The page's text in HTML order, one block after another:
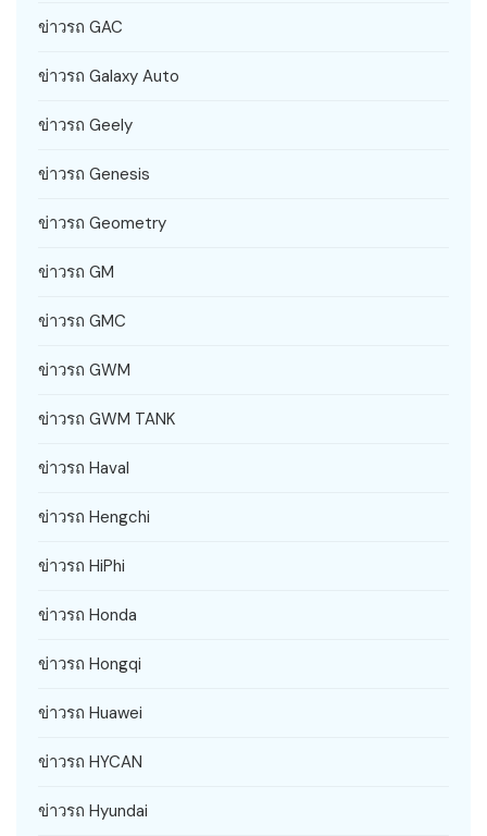
ข่าวรถ GAC
ข่าวรถ Galaxy Auto
ข่าวรถ Geely
ข่าวรถ Genesis
ข่าวรถ Geometry
ข่าวรถ GM
ข่าวรถ GMC
ข่าวรถ GWM
ข่าวรถ GWM TANK
ข่าวรถ Haval
ข่าวรถ Hengchi
ข่าวรถ HiPhi
ข่าวรถ Honda
ข่าวรถ Hongqi
ข่าวรถ Huawei
ข่าวรถ HYCAN
ข่าวรถ Hyundai